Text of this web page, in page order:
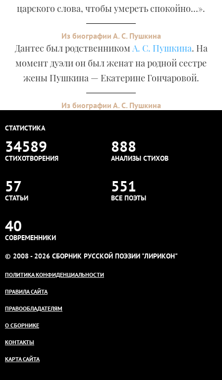
царского слова, чтобы умереть спокойно…».
Из биографии А. С. Пушкина
Дантес был родственником А. С. Пушкина. На
момент дуэли он был женат на родной сестре
жены Пушкина — Екатерине Гончаровой.
Из биографии А. С. Пушкина
СТАТИСТИКА
34589
СТИХОТВОРЕНИЯ
888
АНАЛИЗЫ СТИХОВ
57
СТАТЬИ
551
ВСЕ ПОЭТЫ
40
СОВРЕМЕННИКИ
© 2008 - 2026 СБОРНИК РУССКОЙ ПОЭЗИИ "ЛИРИКОН"
ПОЛИТИКА КОНФИДЕНЦИАЛЬНОСТИ
ПРАВИЛА САЙТА
ПРАВООБЛАДАТЕЛЯМ
О СБОРНИКЕ
КОНТАКТЫ
КАРТА САЙТА